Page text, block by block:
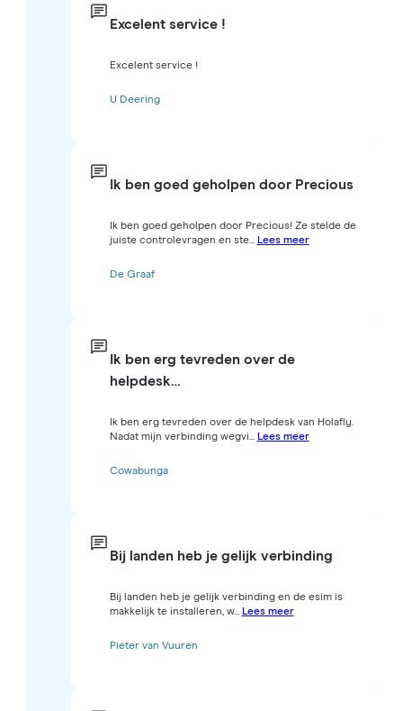
Excelent service !
Excelent service !
U Deering
Ik ben goed geholpen door Precious
Ik ben goed geholpen door Precious! Ze stelde de
juiste controlevragen en ste... Lees meer
De Graaf
Ik ben erg tevreden over de
helpdesk…
Ik ben erg tevreden over de helpdesk van Holafly.
Nadat mijn verbinding wegvi... Lees meer
Cowabunga
Bij landen heb je gelijk verbinding
Bij landen heb je gelijk verbinding en de esim is
makkelijk te installeren, w... Lees meer
Pieter van Vuuren